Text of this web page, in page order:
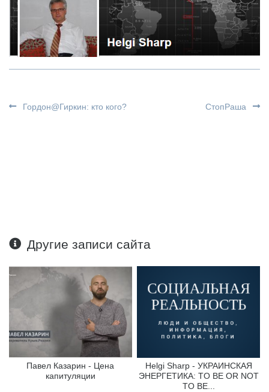
Гордон@Гиркин: кто кого? СтопРаша
Другие записи сайта
Павел Казарин - Цена
капитуляции
Helgi Sharp - УКРАИНСКАЯ
ЭНЕРГЕТИКА: TO BE OR NOT
TO BE...